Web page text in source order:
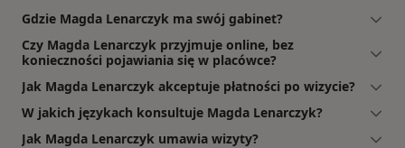
Gdzie Magda Lenarczyk ma swój gabinet?
Czy Magda Lenarczyk przyjmuje online, bez
konieczności pojawiania się w placówce?
Jak Magda Lenarczyk akceptuje płatności po wizycie?
W jakich językach konsultuje Magda Lenarczyk?
Jak Magda Lenarczyk umawia wizyty?